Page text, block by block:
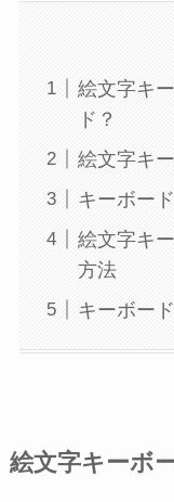
絵文字キ
ド？
絵文字キ
キーボー
絵文字キ
方法
キーボー
絵文字キーボ